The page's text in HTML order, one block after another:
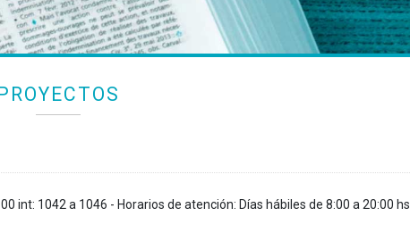
int: 1042 a 1046 - Horarios de atención: Días hábiles de 8:00 a 20:00 hs.